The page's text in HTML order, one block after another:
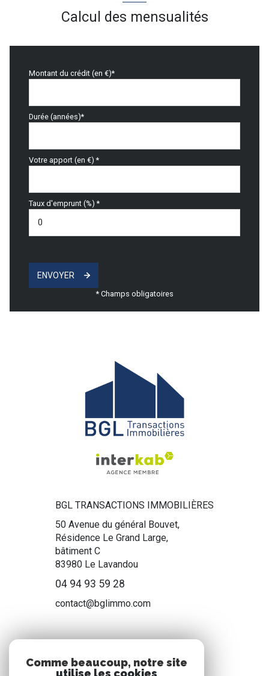
Calcul des mensualités
Montant du crédit (en €)*
Durée (années)*
Votre apport (en €) *
Taux d'emprunt (%) *
ENVOYER
* Champs obligatoires
BGL TRANSACTIONS IMMOBILIÈRES
50 Avenue du général Bouvet,
Résidence Le Grand Large,
bâtiment C
83980 Le Lavandou
04 94 93 59 28
contact@bglimmo.com
Comme beaucoup, notre site
utilise les cookies